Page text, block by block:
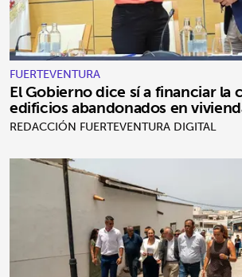
FUERTEVENTURA
El Gobierno dice sí a financiar la
edificios abandonados en
REDACCIÓN FUERTEVENTURA DIGITAL